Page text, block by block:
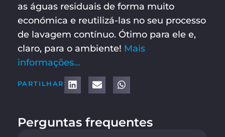
as águas residuais de forma muito
económica e reutilizá-las no seu processo
de lavagem contínuo. Ótimo para ele e,
claro, para o ambiente! Mais
informações…
PARTILHAR
Perguntas frequentes